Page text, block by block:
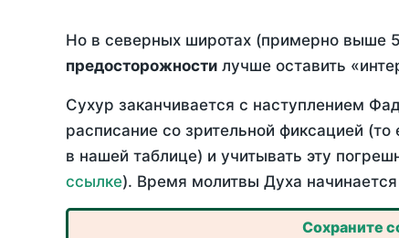
Но в северных широтах (примерно выше
предосторожности лучше оставить
Сухур заканчивается с наступлением
расписание со зрительной фиксацией
в нашей таблице) и учитывать эту
ссылке). Время молитвы Духа
Сохраните